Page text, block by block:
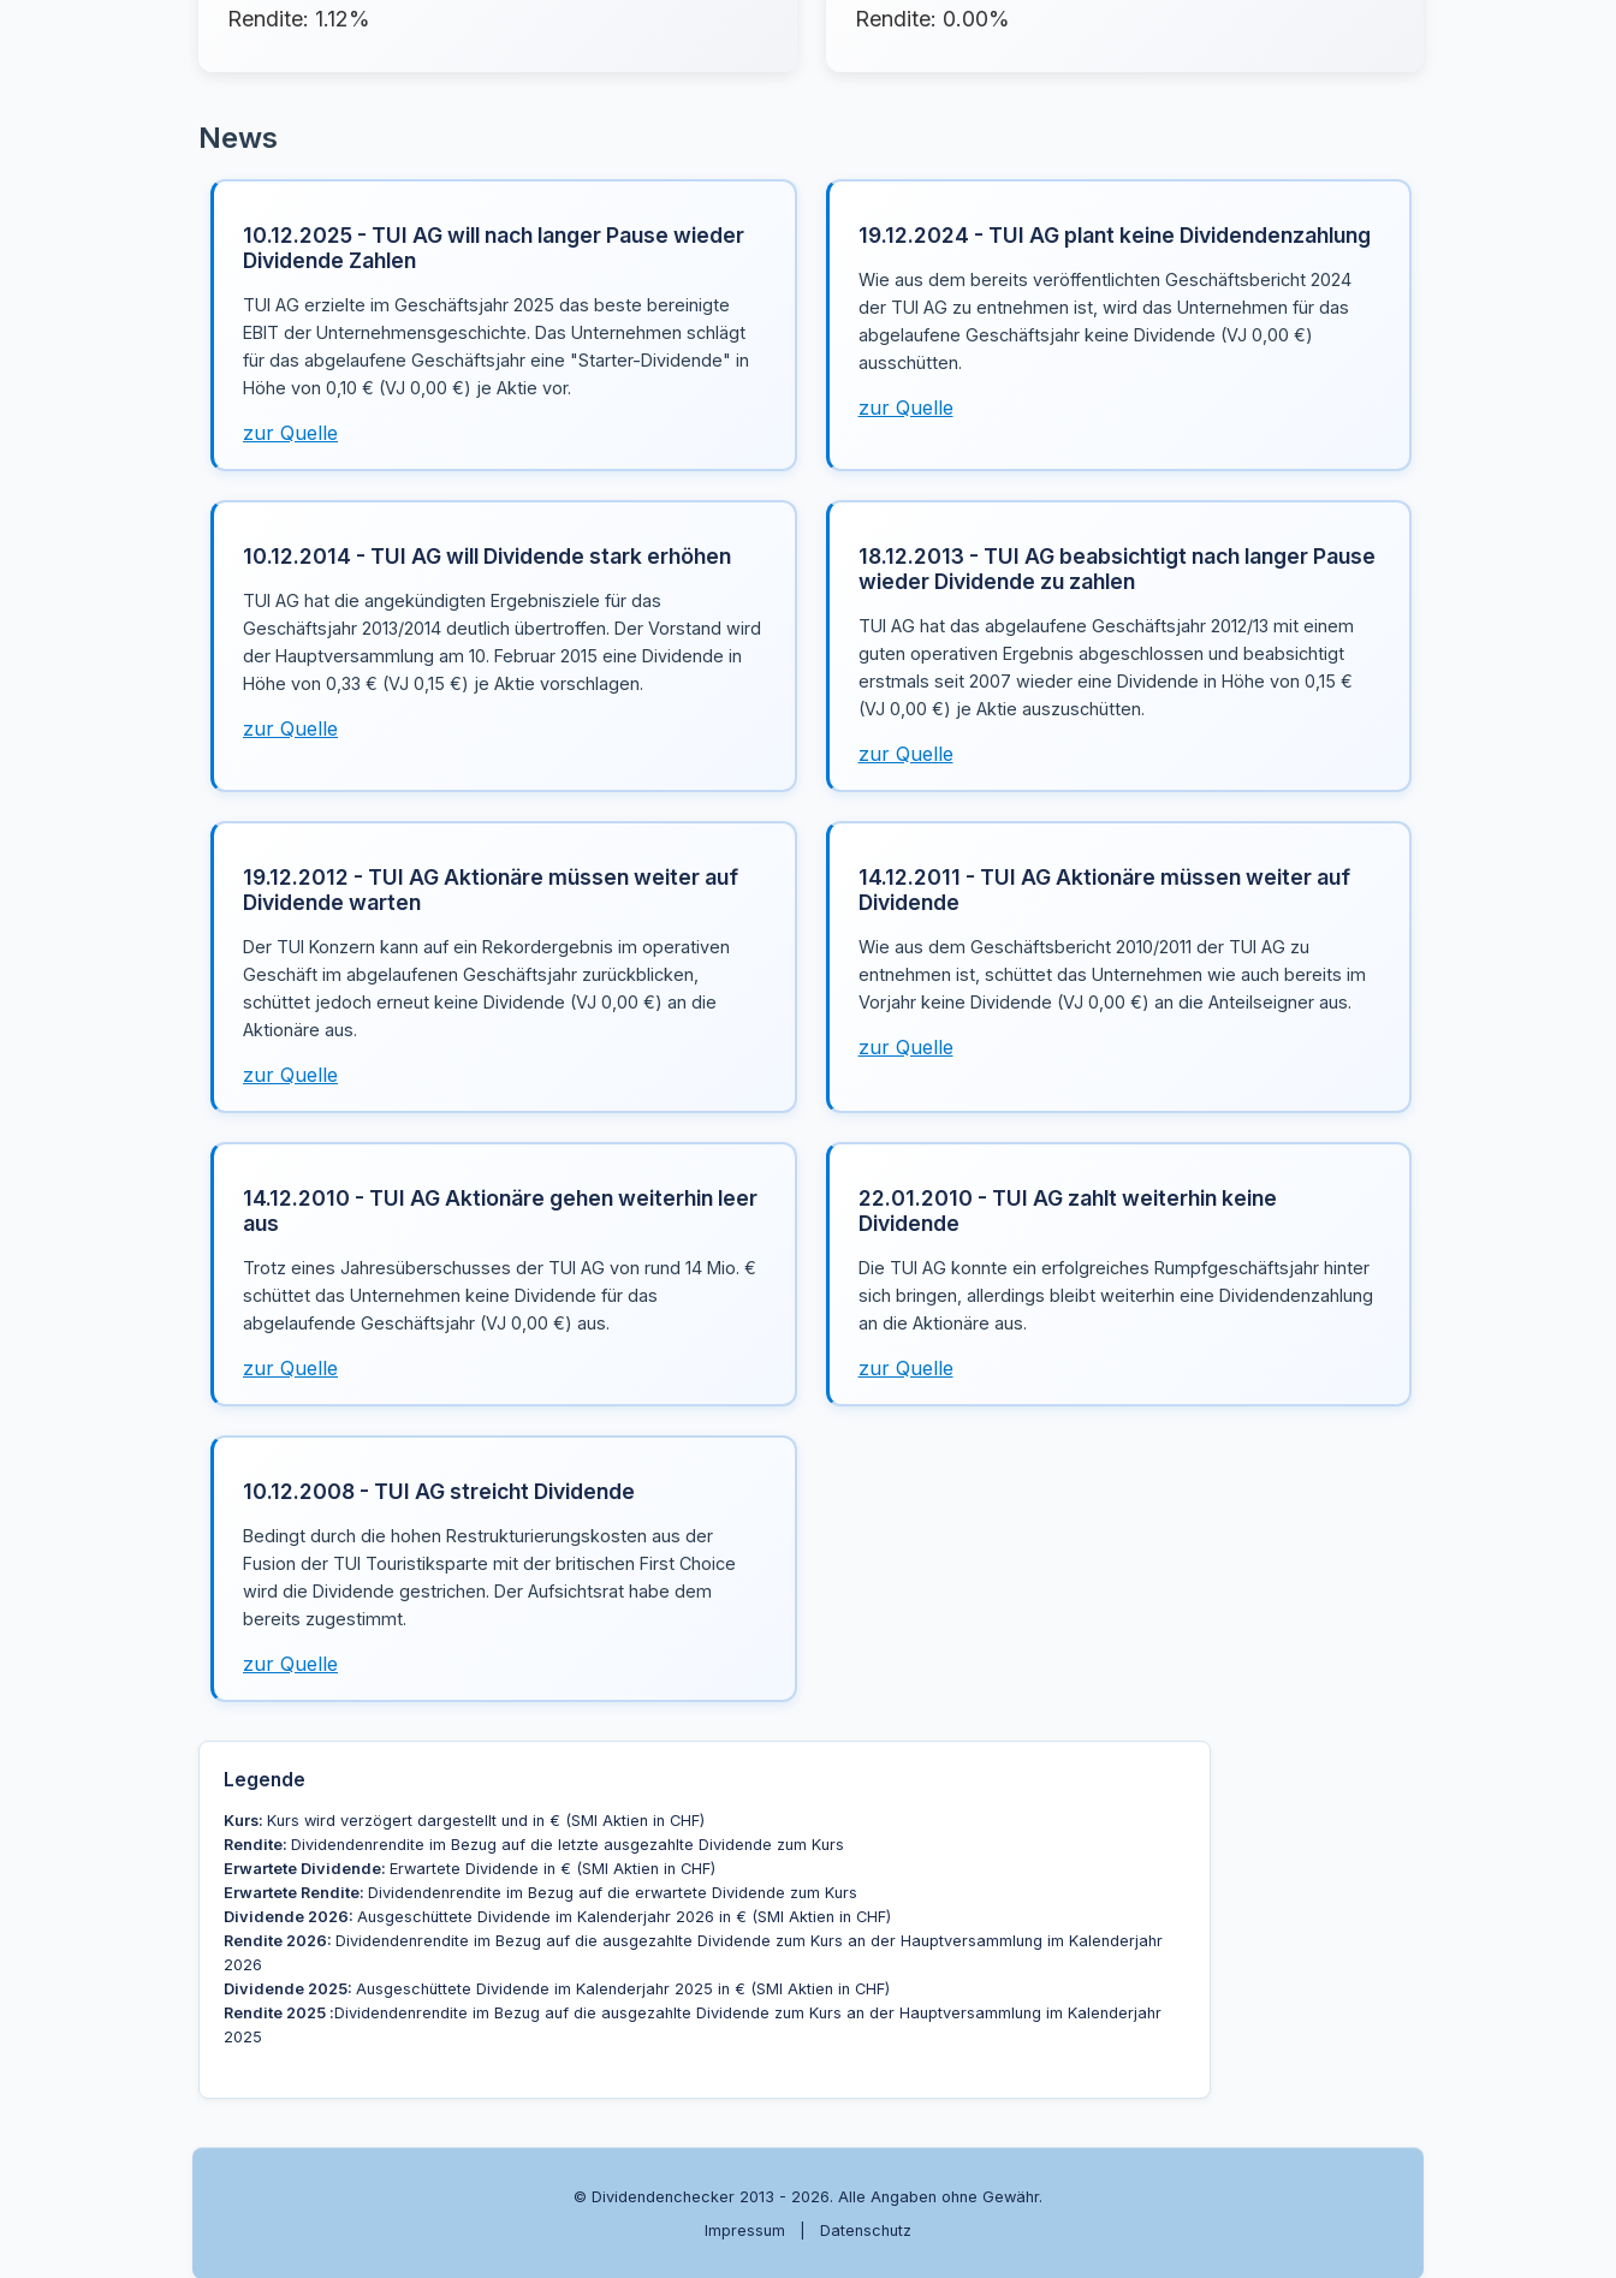
Rendite: 1.12%
Rendite: 0.00%
News
10.12.2025 - TUI AG will nach langer Pause wieder
Dividende Zahlen
TUI AG erzielte im Geschäftsjahr 2025 das beste bereinigte
EBIT der Unternehmensgeschichte. Das Unternehmen schlägt
für das abgelaufene Geschäftsjahr eine "Starter-Dividende" in
Höhe von 0,10 € (VJ 0,00 €) je Aktie vor.
zur Quelle
19.12.2024 - TUI AG plant keine Dividendenzahlung
Wie aus dem bereits veröffentlichten Geschäftsbericht 2024
der TUI AG zu entnehmen ist, wird das Unternehmen für das
abgelaufene Geschäftsjahr keine Dividende (VJ 0,00 €)
ausschütten.
zur Quelle
10.12.2014 - TUI AG will Dividende stark erhöhen
TUI AG hat die angekündigten Ergebnisziele für das
Geschäftsjahr 2013/2014 deutlich übertroffen. Der Vorstand wird
der Hauptversammlung am 10. Februar 2015 eine Dividende in
Höhe von 0,33 € (VJ 0,15 €) je Aktie vorschlagen.
zur Quelle
18.12.2013 - TUI AG beabsichtigt nach langer Pause
wieder Dividende zu zahlen
TUI AG hat das abgelaufene Geschäftsjahr 2012/13 mit einem
guten operativen Ergebnis abgeschlossen und beabsichtigt
erstmals seit 2007 wieder eine Dividende in Höhe von 0,15 €
(VJ 0,00 €) je Aktie auszuschütten.
zur Quelle
19.12.2012 - TUI AG Aktionäre müssen weiter auf
Dividende warten
Der TUI Konzern kann auf ein Rekordergebnis im operativen
Geschäft im abgelaufenen Geschäftsjahr zurückblicken,
schüttet jedoch erneut keine Dividende (VJ 0,00 €) an die
Aktionäre aus.
zur Quelle
14.12.2011 - TUI AG Aktionäre müssen weiter auf
Dividende
Wie aus dem Geschäftsbericht 2010/2011 der TUI AG zu
entnehmen ist, schüttet das Unternehmen wie auch bereits im
Vorjahr keine Dividende (VJ 0,00 €) an die Anteilseigner aus.
zur Quelle
14.12.2010 - TUI AG Aktionäre gehen weiterhin leer
aus
Trotz eines Jahresüberschusses der TUI AG von rund 14 Mio. €
schüttet das Unternehmen keine Dividende für das
abgelaufende Geschäftsjahr (VJ 0,00 €) aus.
zur Quelle
22.01.2010 - TUI AG zahlt weiterhin keine
Dividende
Die TUI AG konnte ein erfolgreiches Rumpfgeschäftsjahr hinter
sich bringen, allerdings bleibt weiterhin eine Dividendenzahlung
an die Aktionäre aus.
zur Quelle
10.12.2008 - TUI AG streicht Dividende
Bedingt durch die hohen Restrukturierungskosten aus der
Fusion der TUI Touristiksparte mit der britischen First Choice
wird die Dividende gestrichen. Der Aufsichtsrat habe dem
bereits zugestimmt.
zur Quelle
Legende
Kurs: Kurs wird verzögert dargestellt und in € (SMI Aktien in CHF)
Rendite: Dividendenrendite im Bezug auf die letzte ausgezahlte Dividende zum Kurs
Erwartete Dividende: Erwartete Dividende in € (SMI Aktien in CHF)
Erwartete Rendite: Dividendenrendite im Bezug auf die erwartete Dividende zum Kurs
Dividende 2026: Ausgeschüttete Dividende im Kalenderjahr 2026 in € (SMI Aktien in CHF)
Rendite 2026: Dividendenrendite im Bezug auf die ausgezahlte Dividende zum Kurs an der Hauptversammlung im Kalenderjahr
2026
Dividende 2025: Ausgeschüttete Dividende im Kalenderjahr 2025 in € (SMI Aktien in CHF)
Rendite 2025 :Dividendenrendite im Bezug auf die ausgezahlte Dividende zum Kurs an der Hauptversammlung im Kalenderjahr
2025
© Dividendenchecker 2013 - 2026. Alle Angaben ohne Gewähr.
Impressum
Datenschutz